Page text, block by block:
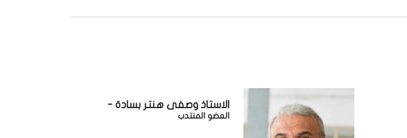
الاستاذ وصفى هنتر بسادة -
العضو المنتدب